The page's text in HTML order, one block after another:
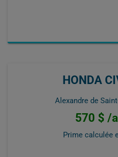
HONDA
Alexandre de
570 $ /
Prime calculée